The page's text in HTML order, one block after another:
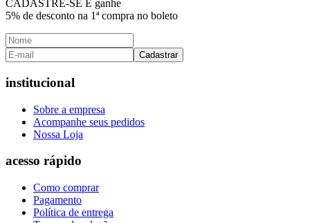
CADASTRE-SE E ganhe
5% de desconto na 1ª compra no boleto
Cadastrar
institucional
Sobre a empresa
Acompanhe seus pedidos
Nossa Loja
acesso rápido
Como comprar
Pagamento
Política de entrega